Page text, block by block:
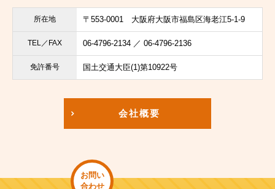
所在地 〒553-0001 大阪府大阪市福島区海老江5-1-9
TEL／FAX 06-4796-2134 ／ 06-4796-2136
免許番号 国土交通大臣(1)第10922号
会社概要
お問い
合わせ